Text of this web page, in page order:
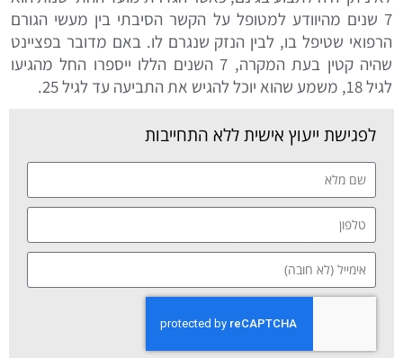
7 שנים מהיוודע למטופל על הקשר הסיבתי בין מעשי הגורם
הרפואי שטיפל בו, לבין הנזק שנגרם לו. באם מדובר בפציינט
שהיה קטין בעת המקרה, 7 השנים הללו ייספרו החל מהגיעו
לגיל 18, משמע שהוא יוכל להגיש את התביעה עד לגיל 25.
לפגישת ייעוץ אישית ללא התחייבות